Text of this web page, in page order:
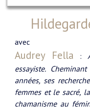
avec
Audrey Fella :
essayiste.
années, ses
femmes et le sacré,
chamanisme au